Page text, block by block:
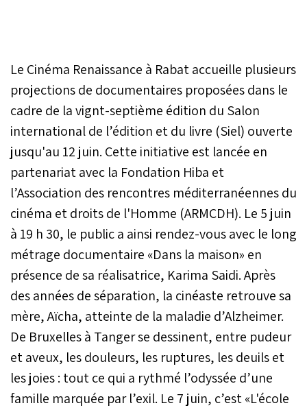
Le Cinéma Renaissance à Rabat accueille plusieurs
projections de documentaires proposées dans le
cadre de la vignt-septième édition du Salon
international de l’édition et du livre (Siel) ouverte
jusqu'au 12 juin. Cette initiative est lancée en
partenariat avec la Fondation Hiba et
l’Association des rencontres méditerranéennes du
cinéma et droits de l'Homme (ARMCDH). Le 5 juin
à 19 h 30, le public a ainsi rendez-vous avec le long
métrage documentaire «Dans la maison» en
présence de sa réalisatrice, Karima Saidi. Après
des années de séparation, la cinéaste retrouve sa
mère, Aïcha, atteinte de la maladie d’Alzheimer.
De Bruxelles à Tanger se dessinent, entre pudeur
et aveux, les douleurs, les ruptures, les deuils et
les joies : tout ce qui a rythmé l’odyssée d’une
famille marquée par l’exil. Le 7 juin, c’est «L'école